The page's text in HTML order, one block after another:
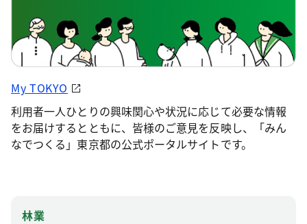
My TOKYO
利用者一人ひとりの興味関心や状況に応じて必要な情報
をお届けするとともに、皆様のご意見を反映し、「みん
なでつくる」東京都の公式ポータルサイトです。
林業